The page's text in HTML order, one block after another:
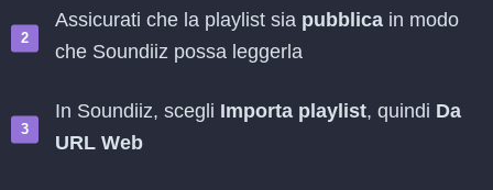
Assicurati che la playlist sia pubblica in modo
che Soundiiz possa leggerla
In Soundiiz, scegli Importa playlist, quindi Da
URL Web